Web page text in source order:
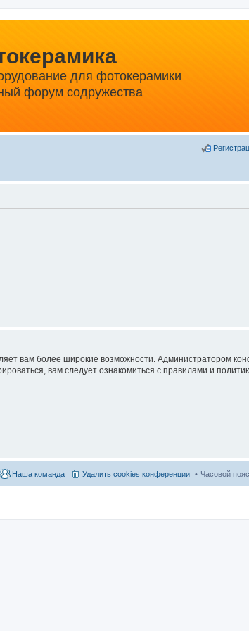
для фотокерамики
форум содружества
вам более широкие возможности. Администратором
вам следует ознакомиться с правилами и
Часовой
Удалить cookies конференции
Наша команда